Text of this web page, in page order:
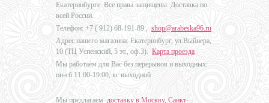
Екатеринбурге. Все права защищены. Доставка по
всей России.
Телефон: +7 ( 912) 68-191-89 , shop@arabeska96.ru
Адрес нашего магазина: Екатеринбург, ул.Выйнера,
10 (ТЦ Успенский, 5 эт., оф.3). Карта проезда
Мы работаем для Вас без перерывов и выходных:
пн-сб 11:00-19:00, вс выходной
Мы предлагаем доставку в Москву, Санкт-